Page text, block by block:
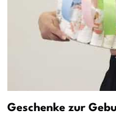
Geschenke zur